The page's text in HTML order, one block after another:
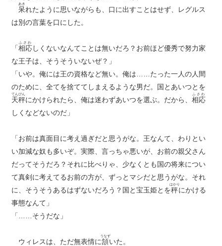
呆
あき
れたように思いながらも、口に出すことはせず、レグルス
は別の言葉を口にした。
「相応
ふさわ
しくないなんてことは無いだろ？お前ほど優秀で努力家
な王子は、そうそういないぜ？」
「いや。俺には王の資格など無い。俺は……たった一人の人間
のために、全てを捨ててしまえるような男だ。国とあいつとを
天秤
てんびん
にかけられたら、俺は迷わずあいつを選ぶ。だから、 相応
ふさわ
しくなどないのだ」
「お前は真面目に考え過ぎだと思うがな。王なんて、わりとい
い加減な奴も多いぞ。実際、言っちゃ悪いが、お前の親父さん
だってそうだろ？それに比べりゃ、少なくとも国の将来につい
て真剣に考えてるお前の方が、ずっとマシだと思うがな。それ
に、そうそうあるはずないだろう？国と宝玉姫とを秤
はかり
にかける
事態なんて」
「……そうだな」
ウィレスは、ただ無表情に頷
うなず
いた。